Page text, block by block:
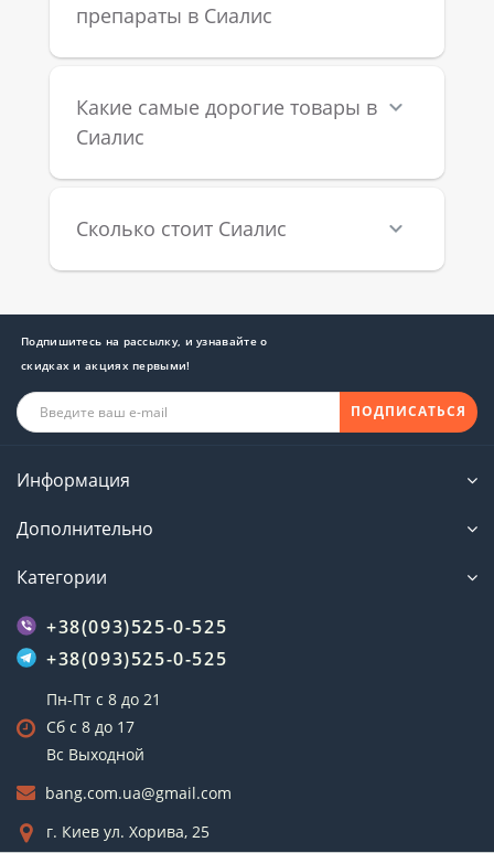
препараты в Сиалис
Какие самые дорогие товары в
Сиалис
Сколько стоит Сиалис
Подпишитесь на рассылку, и узнавайте о
скидках и акциях первыми!
ПОДПИСАТЬСЯ
Информация
Дополнительно
Категории
+38(093)525-0-525
+38(093)525-0-525
Пн-Пт с 8 до 21
Сб с 8 до 17
Вс Выходной
bang.com.ua@gmail.com
г. Киев ул. Хорива, 25